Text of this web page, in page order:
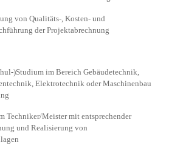
von Qualitäts-, Kosten- und
der Projektabrechnung
)Studium im Bereich Gebäudetechnik,
Elektrotechnik oder Maschinenbau
Techniker/Meister mit entsprechender
und Realisierung von